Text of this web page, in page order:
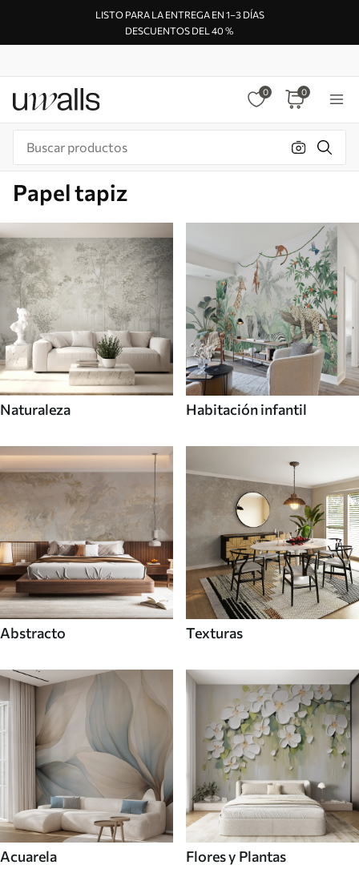
LISTO PARA LA ENTREGA EN 1–3 DÍAS
DESCUENTOS DEL 40 %
0 0
Papel tapiz
Naturaleza Habitación infantil
Abstracto Texturas
Acuarela Flores y Plantas